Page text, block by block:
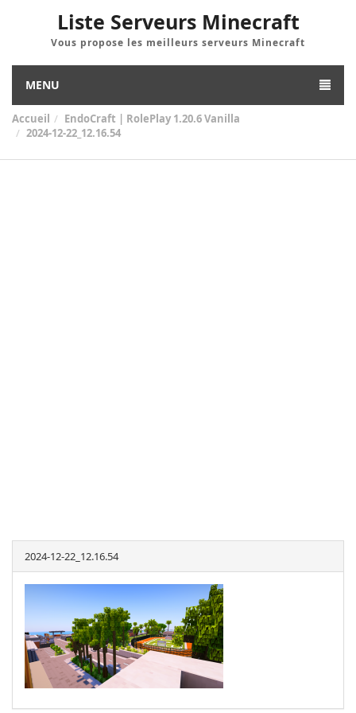
Liste Serveurs Minecraft
Vous propose les meilleurs serveurs Minecraft
MENU
Accueil
EndoCraft | RolePlay 1.20.6 Vanilla
2024-12-22_12.16.54
2024-12-22_12.16.54